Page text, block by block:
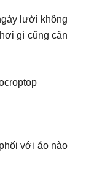
lười không
gì cũng cân
với áo nào